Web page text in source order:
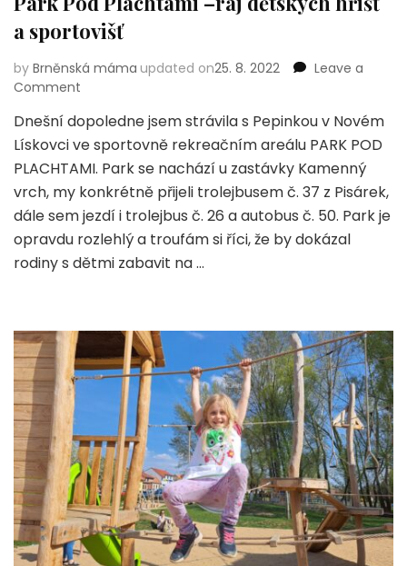
a sportovišť
by Brněnská máma updated on25. 8. 2022
Leave a
Comment
Pod
Plachtami
–
dětských
hřišť
a
sportovišť
Dnešní dopoledne jsem strávila s Pepinkou v Novém
Lískovci ve sportovně rekreačním areálu PARK POD
PLACHTAMI. Park se nachází u zastávky Kamenný
vrch, my konkrétně přijeli trolejbusem č. 37 z Pisárek,
dále sem jezdí i trolejbus č. 26 a autobus č. 50. Park je
opravdu rozlehlý a troufám si říci, že by dokázal
rodiny s dětmi zabavit na …